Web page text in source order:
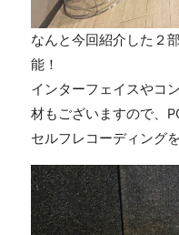
なんと今回紹介した２
能！
インターフェイスやコ
材もございますので、
セルフレコーディング